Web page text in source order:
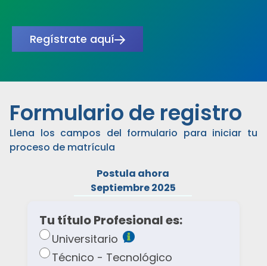
Regístrate aquí
Formulario de registro
Llena los campos del formulario para iniciar tu
proceso de matrícula
Postula ahora
Septiembre 2025
Tu título Profesional es:
Universitario
Técnico - Tecnológico